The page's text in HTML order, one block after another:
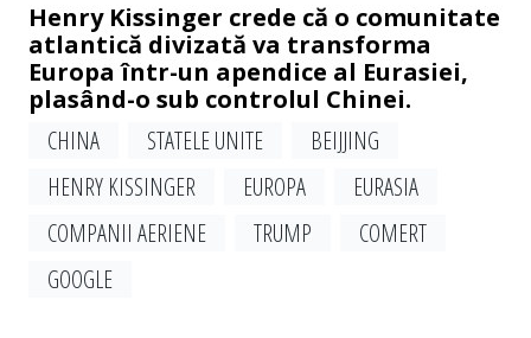
Henry Kissinger crede că o comunitate
atlantică divizată va transforma
Europa într-un apendice al Eurasiei,
plasând-o sub controlul Chinei.
CHINA
STATELE UNITE
BEIJJING
HENRY KISSINGER
EUROPA
EURASIA
COMPANII AERIENE
TRUMP
COMERT
GOOGLE